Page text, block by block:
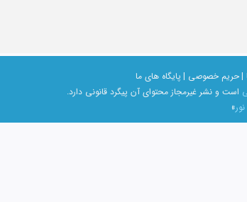
|حریم خصوصی | پایگاه های ما
است و نشر غیرمجاز محتوای آن پیگرد قانونی دارد.
»